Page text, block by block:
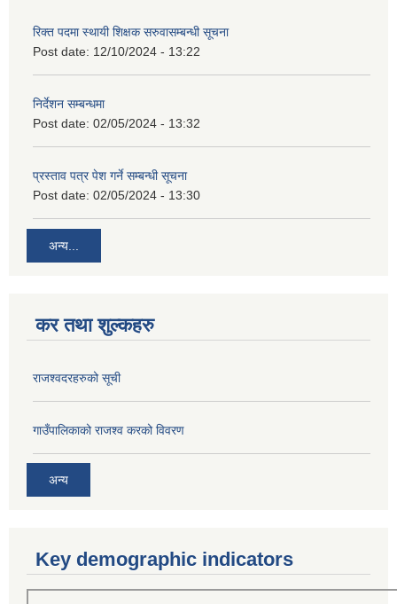
रिक्त पदमा स्थायी शिक्षक सरुवासम्बन्धी सूचना
Post date: 12/10/2024 - 13:22
निर्देशन सम्बन्धमा
Post date: 02/05/2024 - 13:32
प्रस्ताव पत्र पेश गर्ने सम्बन्धी सूचना
Post date: 02/05/2024 - 13:30
अन्य...
कर तथा शुल्कहरु
राजश्वदरहरुको सूची
गाउँपालिकाको राजश्व करको विवरण
अन्य
Key demographic indicators